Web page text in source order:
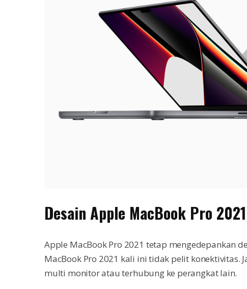
Desain Apple MacBook Pro 2021
Apple MacBook Pro 2021 tetap mengedepankan
MacBook Pro 2021 kali ini tidak pelit konektivitas.
multi monitor atau terhubung ke perangkat lain.